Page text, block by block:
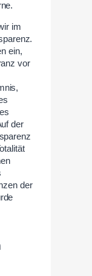
im
ein,
vor
der
der